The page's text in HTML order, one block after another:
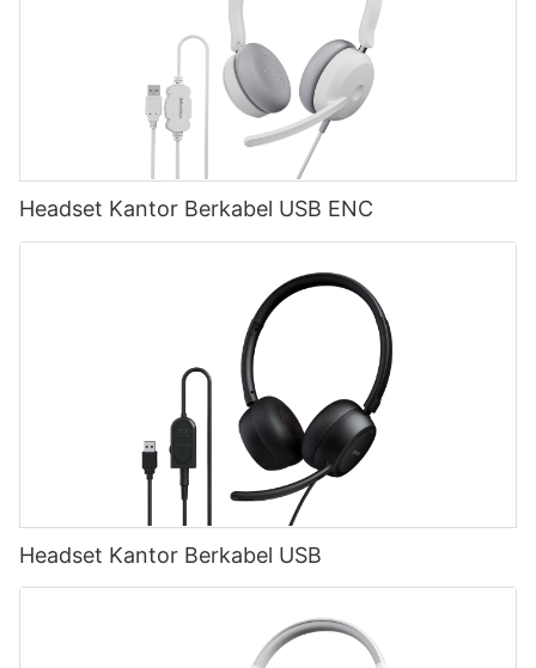
Headset Kantor Berkabel USB ENC
Headset Kantor Berkabel USB